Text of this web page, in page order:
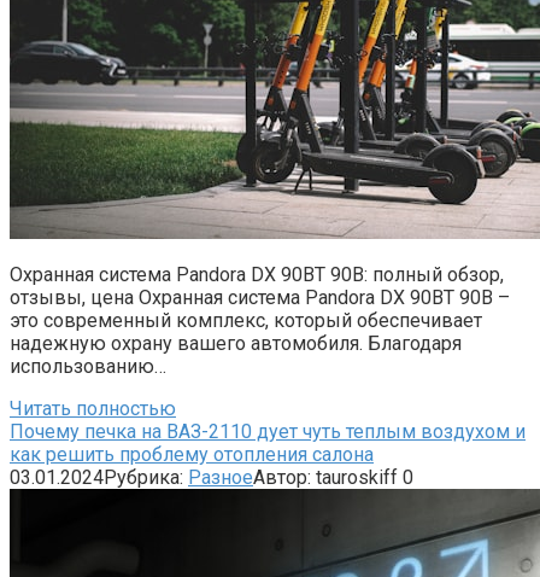
Охранная система Pandora DX 90BT 90B: полный обзор,
отзывы, цена Охранная система Pandora DX 90BT 90B –
это современный комплекс, который обеспечивает
надежную охрану вашего автомобиля. Благодаря
использованию…
Читать полностью
Почему печка на ВАЗ-2110 дует чуть теплым воздухом и
как решить проблему отопления салона
03.01.2024Рубрика: РазноеАвтор: tauroskiff 0